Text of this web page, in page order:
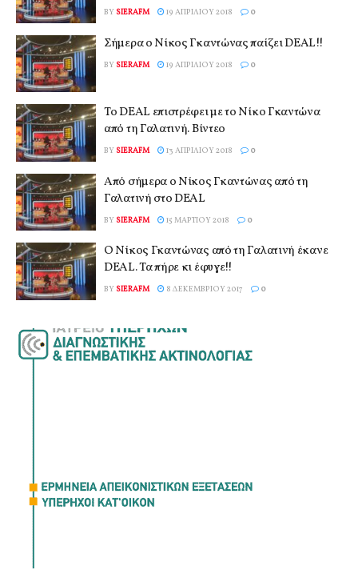
BY SIERAFM 19 ΑΠΡΙΛΊΟΥ 2018 0
Σήμερα ο Νίκος Γκαντώνας παίζει DEAL!!
BY SIERAFM 19 ΑΠΡΙΛΊΟΥ 2018 0
Το DEAL επιστρέφει με το Νίκο Γκαντώνα
από τη Γαλατινή. Βίντεο
BY SIERAFM 13 ΑΠΡΙΛΊΟΥ 2018 0
Από σήμερα ο Νίκος Γκαντώνας από τη
Γαλατινή στο DEAL
BY SIERAFM 15 ΜΑΡΤΊΟΥ 2018 0
Ο Νίκος Γκαντώνας από τη Γαλατινή έκανε
DEAL. Τα πήρε κι έφυγε!!
BY SIERAFM 8 ΔΕΚΕΜΒΡΊΟΥ 2017 0